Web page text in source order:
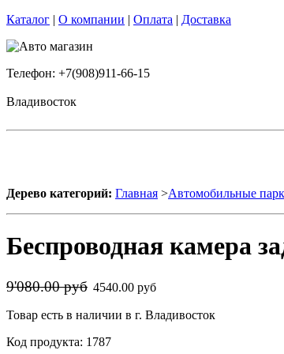
Каталог | О компании | Оплата | Доставка
Телефон: +7(908)911-66-15
Владивосток
Дерево категорий: Главная >Автомобильные
Беспроводная камера
9'080.00 руб 4540.00 руб
Товар есть в наличии в г. Владивосток
Код продукта: 1787